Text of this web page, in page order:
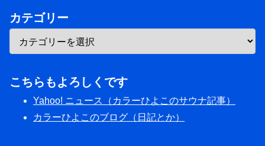
カテゴリー
こちらもよろしくです
Yahoo! ニュース（カラーひよこのサウナ記事）
カラーひよこのブログ（日記とか）